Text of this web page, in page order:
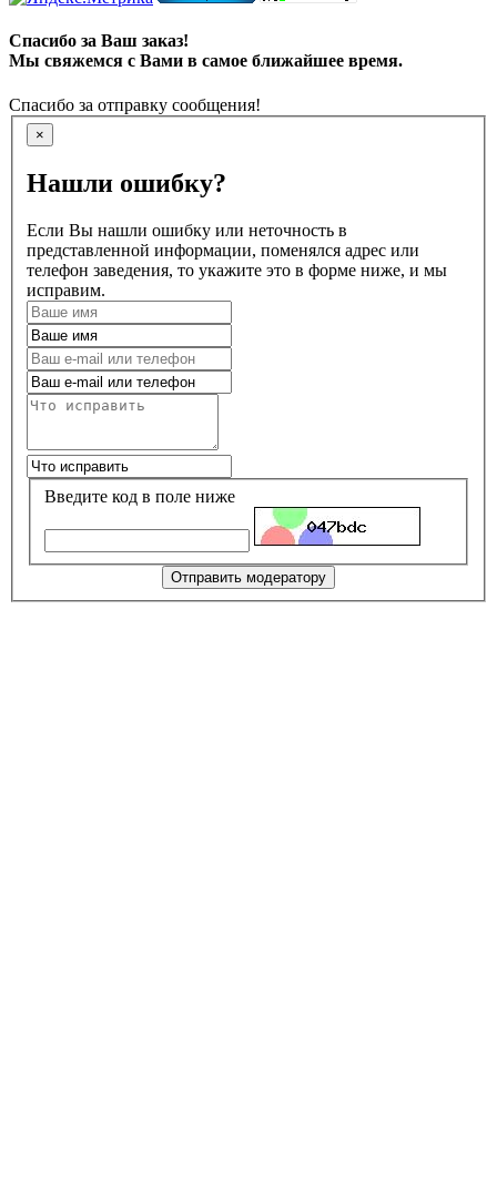
Спасибо за Ваш заказ!
Мы свяжемся с Вами в самое ближайшее время.
Спасибо за отправку сообщения!
×
Нашли ошибку?
Если Вы нашли ошибку или неточность в
представленной информации, поменялся адрес или
телефон заведения, то укажите это в форме ниже, и мы
исправим.
Введите код в поле ниже
Отправить модератору